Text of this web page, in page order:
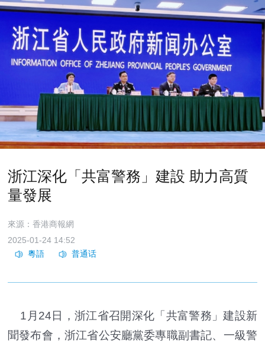
浙江深化「共富警務」建設 助力高質
量發展
來源：香港商報網
2025-01-24 14:52
1月24日，浙江省召開深化「共富警務」建設新
聞發布會，浙江省公安廳黨委專職副書記、一級警